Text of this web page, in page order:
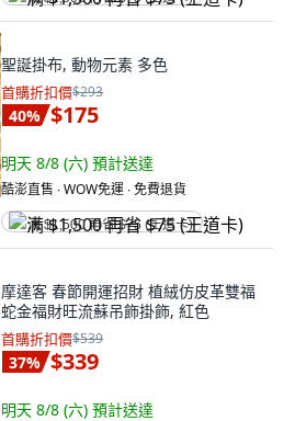
聖誕掛布, 動物元素 多色
首購折扣價$293
40% $175
明天 8/8 (六) 預計送達
酷澎直售 ∙ WOW免運 ∙ 免費退貨
满 $1,500 再省 $75 (王道卡)
摩達客 春節開運招財 植絨仿皮革雙福
蛇金福財旺流蘇吊飾掛飾, 紅色
首購折扣價$539
37% $339
明天 8/8 (六) 預計送達